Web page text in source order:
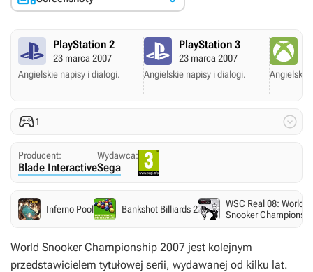
PlayStation 2
23 marca 2007
Angielskie napisy i dialogi.
PlayStation 3
23 marca 2007
Angielskie napisy i dialogi.
Angielskie
1 
Producent:
Blade Interactive
Wydawca:
Sega
Inferno Pool Bankshot Billiards 2
WSC Real 08: World
Snooker
World Snooker Championship 2007 jest kolejnym
przedstawicielem tytułowej serii, wydawanej od kilku lat.